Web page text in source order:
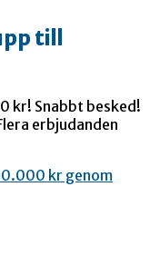
till
kr! Snabbt besked!
erbjudanden